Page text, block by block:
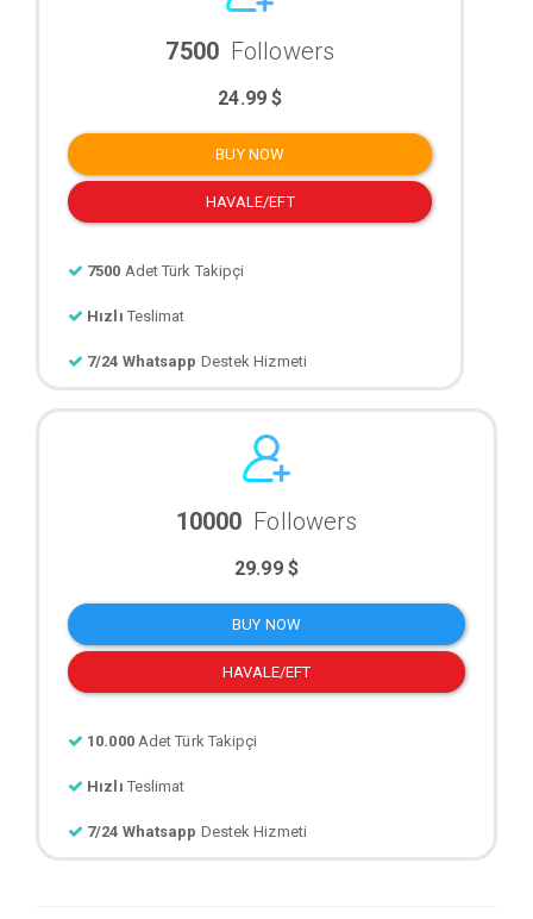
7500 Followers
24.99 $
BUY NOW
HAVALE/EFT
7500 Adet Türk Takipçi
Hızlı Teslimat
7/24 Whatsapp Destek Hizmeti
10000 Followers
29.99 $
BUY NOW
HAVALE/EFT
10.000 Adet Türk Takipçi
Hızlı Teslimat
7/24 Whatsapp Destek Hizmeti